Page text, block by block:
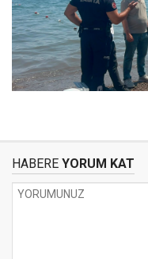
HABERE YORUM KAT